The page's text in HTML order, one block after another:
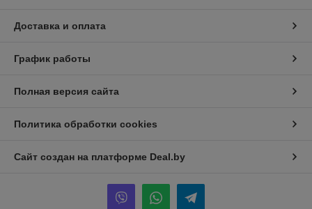
Доставка и оплата
График работы
Полная версия сайта
Политика обработки cookies
Сайт создан на платформе Deal.by